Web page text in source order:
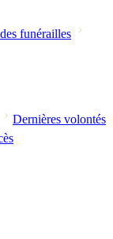
funérailles
Dernières volontés